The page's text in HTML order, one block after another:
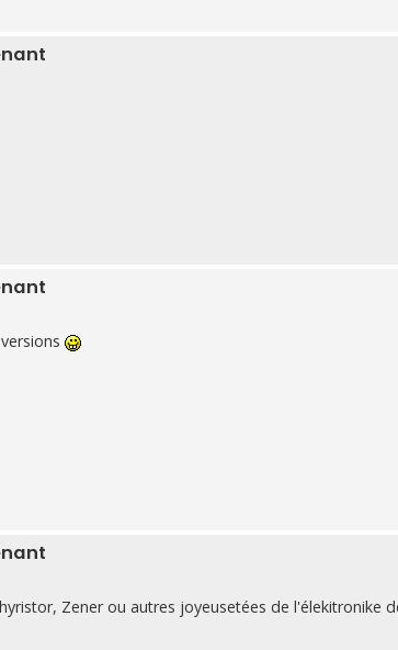
Zener ou autres joyeusetées de l'élekitronike